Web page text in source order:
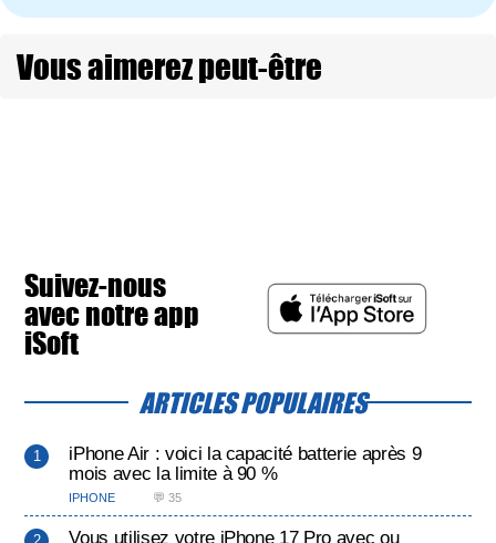
Vous aimerez peut-être
Suivez-nous
avec notre app
iSoft
ARTICLES POPULAIRES
iPhone Air : voici la capacité batterie après 9
mois avec la limite à 90 %
IPHONE 💬 35
Vous utilisez votre iPhone 17 Pro avec ou